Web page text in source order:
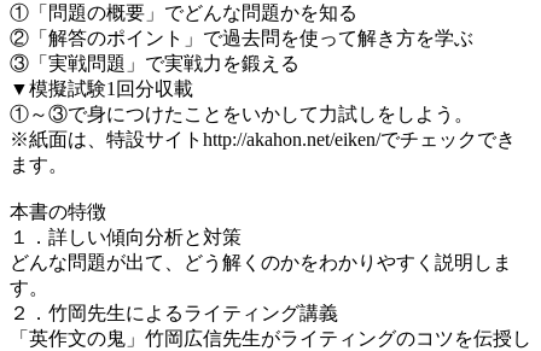
①「問題の概要」でどんな問題かを知る
②「解答のポイント」で過去問を使って解き方を学ぶ
③「実戦問題」で実戦力を鍛える
▼模擬試験1回分収載
①～③で身につけたことをいかして力試しをしよう。
※紙面は、特設サイトhttp://akahon.net/eiken/でチェックでき
ます。
本書の特徴
１．詳しい傾向分析と対策
どんな問題が出て、どう解くのかをわかりやすく説明しま
す。
２．竹岡先生によるライティング講義
「英作文の鬼」竹岡広信先生がライティングのコツを伝授し